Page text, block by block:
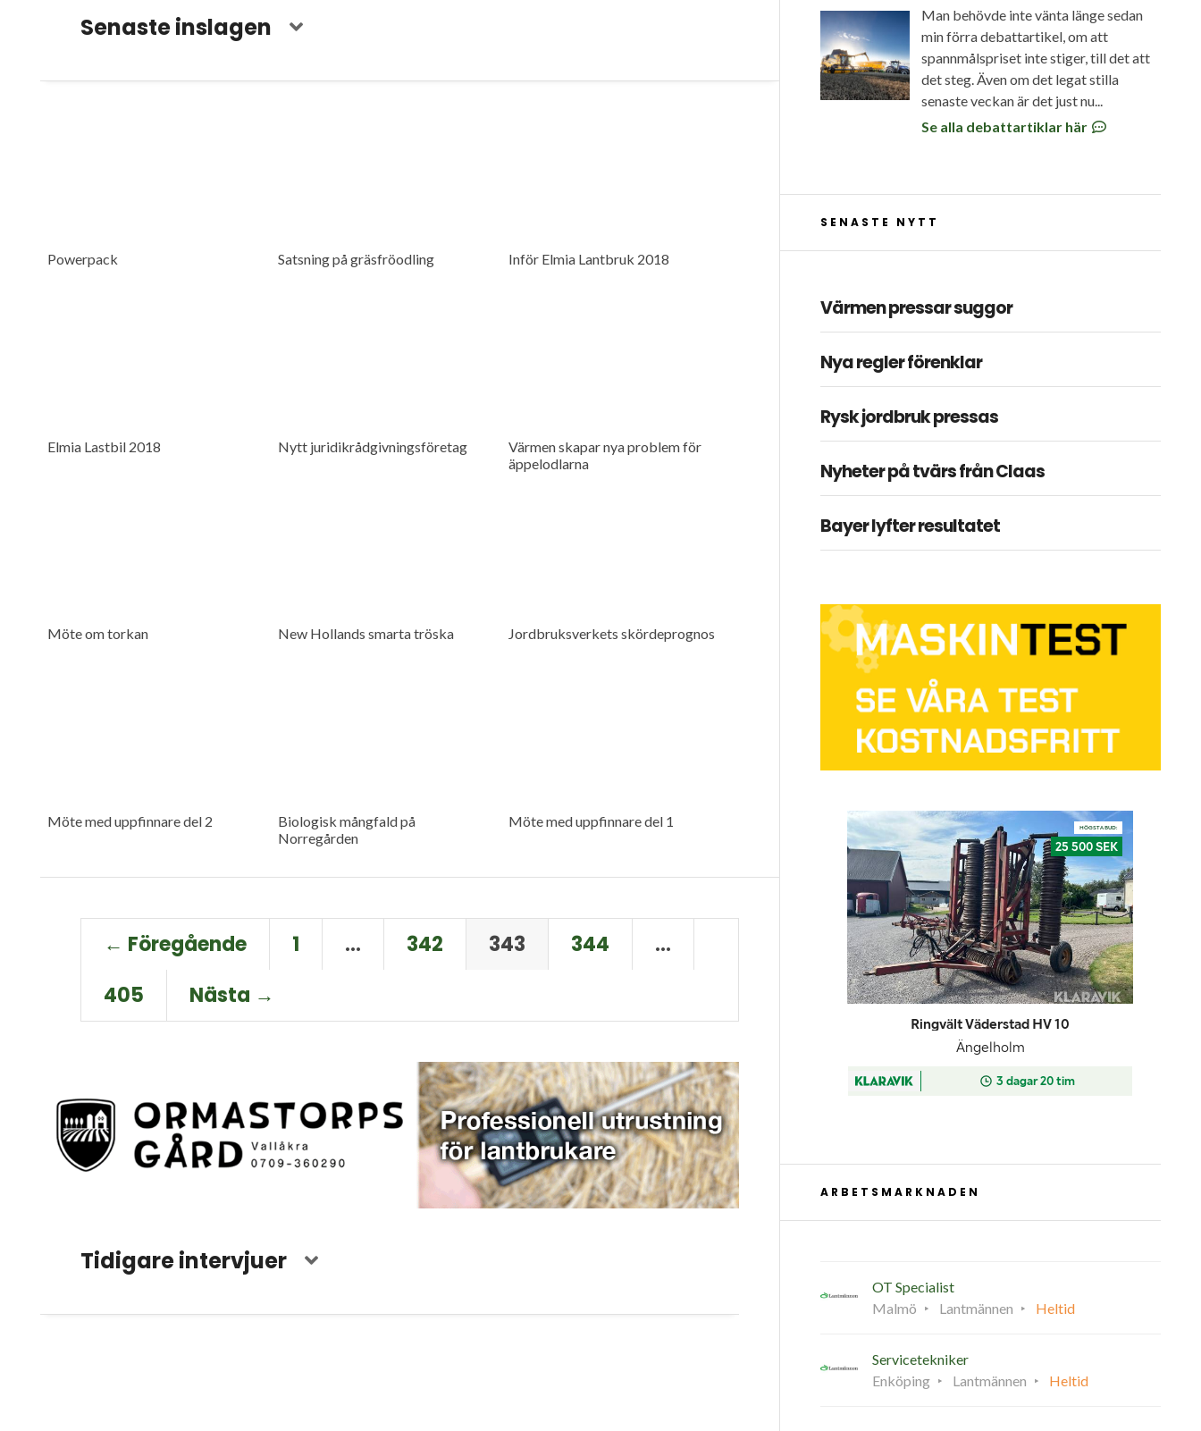
Senaste inslagen
Powerpack Satsning på gräsfröodling Inför Elmia Lantbruk 2018
Elmia Lastbil 2018 Nytt juridikrådgivningsföretag
Värmen skapar nya problem för
äppelodlarna
Möte om torkan New Hollands smarta tröska Jordbruksverkets skördeprognos
Möte med uppfinnare del 2
Biologisk mångfald på
Norregården
Möte med uppfinnare del 1
← Föregående 1 … 342 343 344
…
405
Nästa →
Tidigare intervjuer
Man behövde inte vänta länge sedan
min förra debattartikel, om att
spannmålspriset inte stiger, till det att
det steg. Även om det legat stilla
senaste veckan är det just nu...
Se alla debattartiklar här
SENASTE NYTT
Värmen pressar suggor
Nya regler förenklar
Rysk jordbruk pressas
Nyheter på tvärs från Claas
Bayer lyfter resultatet
ARBETSMARKNADEN
OT Specialist
Malmö
Lantmännen Heltid
Servicetekniker
Enköping
Lantmännen Heltid